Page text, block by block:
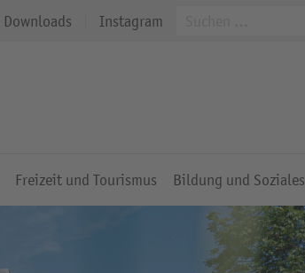
Downloads Instagram
Freizeit und Tourismus Bildung und Soziales